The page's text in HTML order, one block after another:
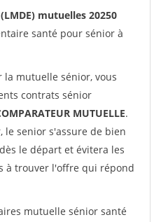
mutuelles 20250
santé pour sénior à
mutuelle sénior, vous
contrats sénior
MUTUELLE.
le senior s'assure de bien
dès le départ et évitera les
à trouver l'offre qui répond
mutuelle sénior santé